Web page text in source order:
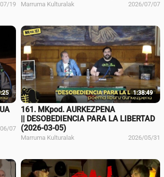
19 Marruma Kulturalak 2026/07/07
07
1:38:49
161. MKpod. AURKEZPENA
|| DESOBEDIENCIA PARA LA LIBERTAD
(2026-03-05)
Marruma Kulturalak 2026/05/31